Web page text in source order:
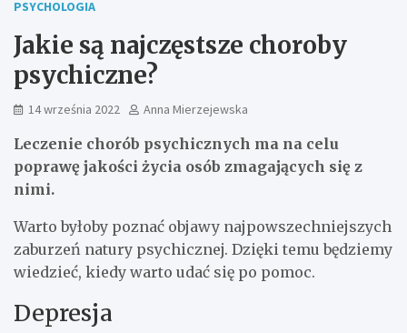
PSYCHOLOGIA
Jakie są najczęstsze choroby
psychiczne?
14 września 2022 Anna Mierzejewska
Leczenie chorób psychicznych ma na celu
poprawę jakości życia osób zmagających się z
nimi.
Warto byłoby poznać objawy najpowszechniejszych
zaburzeń natury psychicznej. Dzięki temu będziemy
wiedzieć, kiedy warto udać się po pomoc.
Depresja